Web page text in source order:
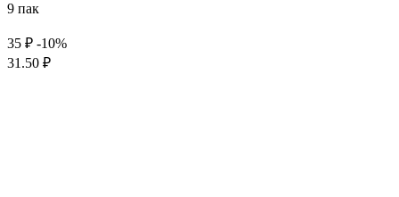
9 пак
35 ₽ -10%
31.50 ₽